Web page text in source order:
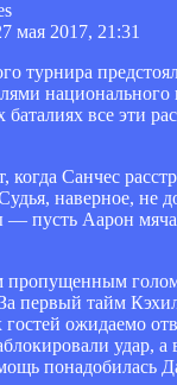
мая 2017, 21:31
турнира
все эти
Санчес
наверное, не
пусть Аарон
первый тайм
ожидаемо
понадобилась